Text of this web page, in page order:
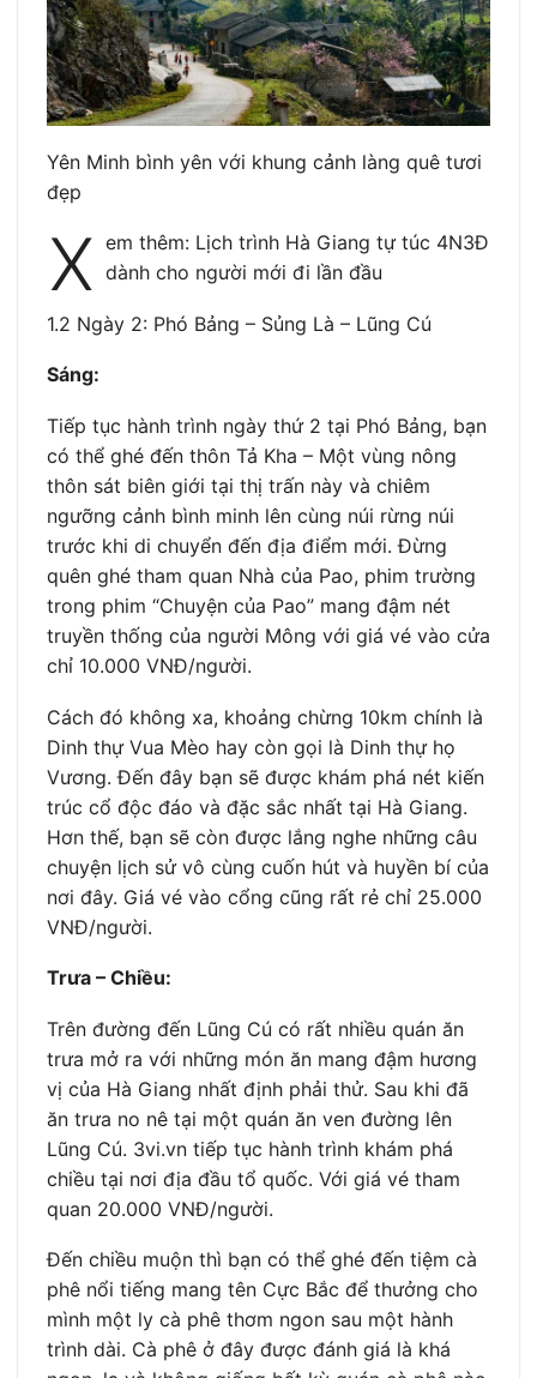
Yên Minh bình yên với khung cảnh làng quê tươi
đẹp
X em thêm: Lịch trình Hà Giang tự túc 4N3Đ
dành cho người mới đi lần đầu
1.2 Ngày 2: Phó Bảng – Sủng Là – Lũng Cú
Sáng:
Tiếp tục hành trình ngày thứ 2 tại Phó Bảng, bạn
có thể ghé đến thôn Tả Kha – Một vùng nông
thôn sát biên giới tại thị trấn này và chiêm
ngưỡng cảnh bình minh lên cùng núi rừng núi
trước khi di chuyển đến địa điểm mới. Đừng
quên ghé tham quan Nhà của Pao, phim trường
trong phim “Chuyện của Pao” mang đậm nét
truyền thống của người Mông với giá vé vào cửa
chỉ 10.000 VNĐ/người.
Cách đó không xa, khoảng chừng 10km chính là
Dinh thự Vua Mèo hay còn gọi là Dinh thự họ
Vương. Đến đây bạn sẽ được khám phá nét kiến
trúc cổ độc đáo và đặc sắc nhất tại Hà Giang.
Hơn thế, bạn sẽ còn được lắng nghe những câu
chuyện lịch sử vô cùng cuốn hút và huyền bí của
nơi đây. Giá vé vào cổng cũng rất rẻ chỉ 25.000
VNĐ/người.
Trưa – Chiều:
Trên đường đến Lũng Cú có rất nhiều quán ăn
trưa mở ra với những món ăn mang đậm hương
vị của Hà Giang nhất định phải thử. Sau khi đã
ăn trưa no nê tại một quán ăn ven đường lên
Lũng Cú. 3vi.vn tiếp tục hành trình khám phá
chiều tại nơi địa đầu tổ quốc. Với giá vé tham
quan 20.000 VNĐ/người.
Đến chiều muộn thì bạn có thể ghé đến tiệm cà
phê nổi tiếng mang tên Cực Bắc để thưởng cho
mình một ly cà phê thơm ngon sau một hành
trình dài. Cà phê ở đây được đánh giá là khá